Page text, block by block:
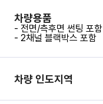
차량용품
- 전면/측후면 썬팅 포함
- 2채널 블랙박스 포함
차량 인도지역